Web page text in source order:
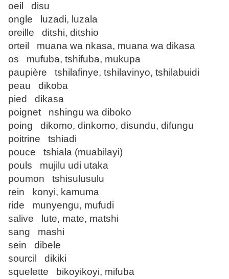
oeil disu
ongle luzadi, luzala
oreille ditshi, ditshio
orteil muana wa nkasa, muana wa dikasa
os mufuba, tshifuba, mukupa
paupière tshilafinye, tshilavinyo, tshilabuidi
peau dikoba
pied dikasa
poignet nshingu wa diboko
poing dikomo, dinkomo, disundu, difungu
poitrine tshiadi
pouce tshiala (muabilayi)
pouls mujilu udi utaka
poumon tshisulusulu
rein konyi, kamuma
ride munyengu, mufudi
salive lute, mate, matshi
sang mashi
sein dibele
sourcil dikiki
squelette bikoyikoyi, mifuba